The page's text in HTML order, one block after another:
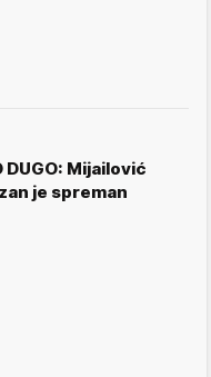
DUGO: Mijailović
je spreman